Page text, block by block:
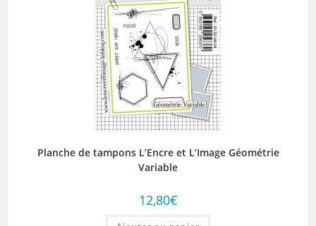
Planche de tampons L’Encre et L’Image Géométrie
Variable
12,80€